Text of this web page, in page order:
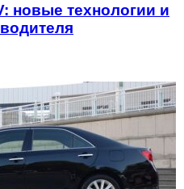
новые технологии и